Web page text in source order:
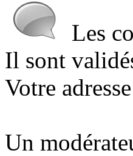
Les
Il sont
Votre
Un